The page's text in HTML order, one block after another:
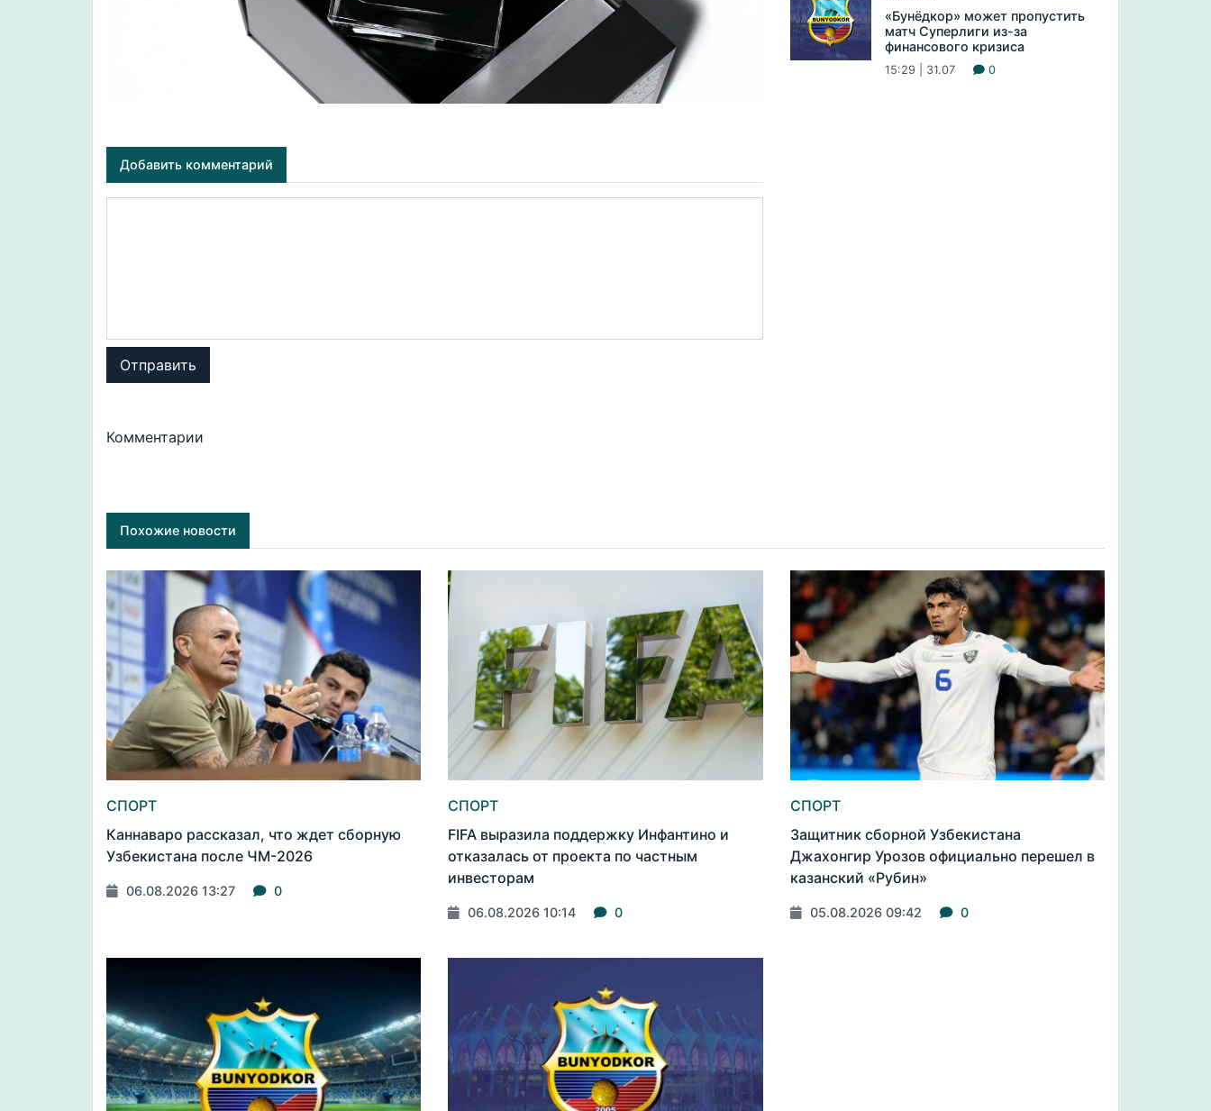
Добавить комментарий
Отправить
Комментарии
«Бунёдкор» может пропустить
матч Суперлиги из-за
финансового кризиса
15:29 | 31.07 0
Похожие новости
СПОРТ
Каннаваро рассказал, что ждет сборную
Узбекистана после ЧМ-2026
06.08.2026 13:27 0
СПОРТ
FIFA выразила поддержку Инфантино и
отказалась от проекта по частным
инвесторам
06.08.2026 10:14 0
СПОРТ
Защитник сборной Узбекистана
Джахонгир Урозов официально перешел в
казанский «Рубин»
05.08.2026 09:42 0